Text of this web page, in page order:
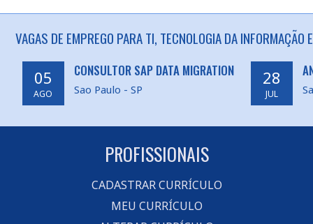
VAGAS DE EMPREGO PARA TI, TECNOLOGIA DA INFORMAÇÃO
05
AGO
CONSULTOR SAP DATA MIGRATION
Sao Paulo - SP
28
JUL
PROFISSIONAIS
CADASTRAR CURRÍCULO
MEU CURRÍCULO